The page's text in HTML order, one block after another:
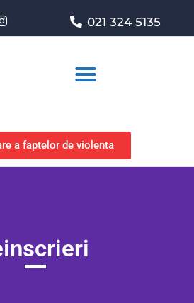
021 324 5135
a faptelor de violenta